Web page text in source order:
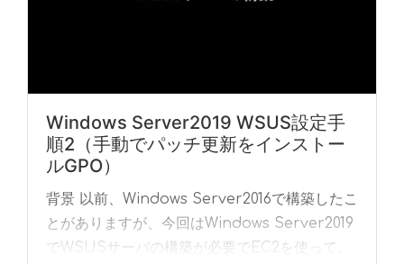
Windows Server2019 WSUS設定手
順2（手動でパッチ更新をインストー
ルGPO）
背景 以前、Windows Server2016で構築したこ
とがありますが、今回はWindows Server2019
でWSUSサーバの構築が必要でEC2を使って、